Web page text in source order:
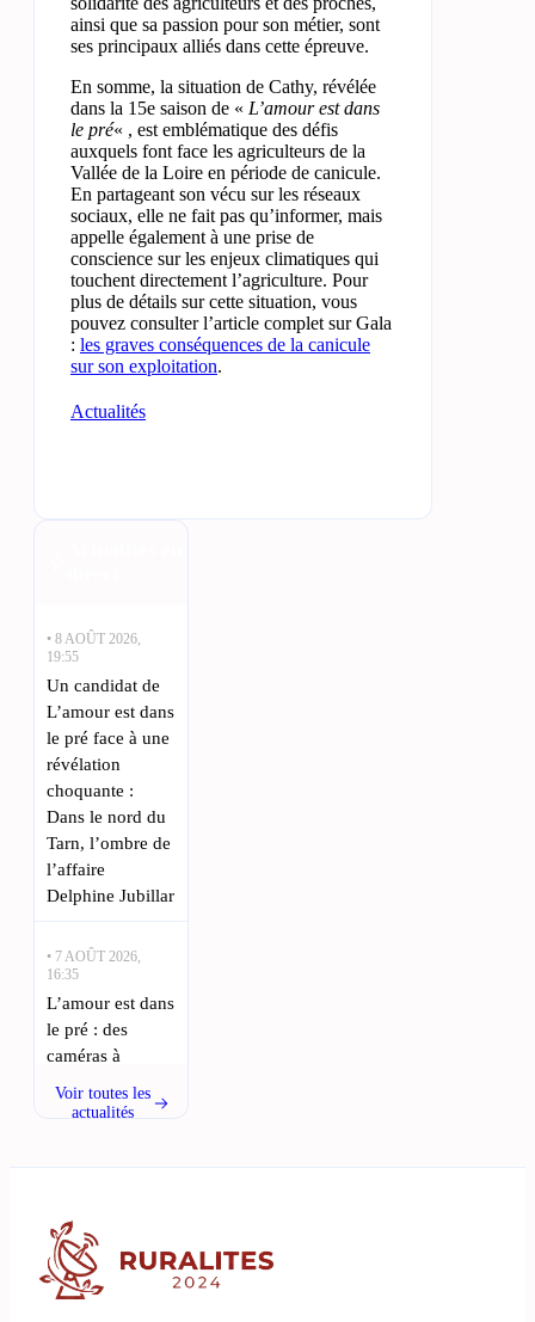
ainsi que sa passion pour son métier, sont
ses principaux alliés dans cette épreuve.
En somme, la situation de Cathy, révélée
dans la 15e saison de « L’amour est dans
le pré« , est emblématique des défis
auxquels font face les agriculteurs de la
Vallée de la Loire en période de canicule.
En partageant son vécu sur les réseaux
sociaux, elle ne fait pas qu’informer, mais
appelle également à une prise de
conscience sur les enjeux climatiques qui
touchent directement l’agriculture. Pour
plus de détails sur cette situation, vous
pouvez consulter l’article complet sur Gala
: les graves conséquences de la canicule
sur son exploitation.
Actualités
• 8 AOÛT 2026,
19:55
Un candidat de
L’amour est dans
le pré face à une
révélation
choquante :
Dans le nord du
Tarn, l’ombre de
l’affaire
Delphine Jubillar
• 7 AOÛT 2026,
16:35
L’amour est dans
le pré : des
caméras à
une saison
dans le pré »
revient
Voir toutes les
actualités